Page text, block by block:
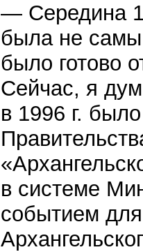
— Середина
была не
было готово
Сейчас, я
в 1996 г.
в системе
событием